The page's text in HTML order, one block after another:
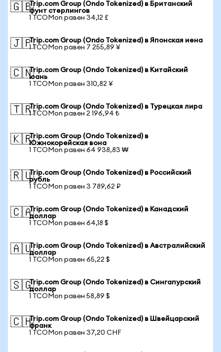
🇬🇧Trip.com Group (Ondo Tokenized) в Британский
фунт стерлингов
1 TCOMon равен 34,12 £
🇯🇵Trip.com Group (Ondo Tokenized) в Японская иена
1 TCOMon равен 7 255,89 ¥
🇨🇳Trip.com Group (Ondo Tokenized) в Китайский
юань
1 TCOMon равен 310,82 ¥
🇹🇷Trip.com Group (Ondo Tokenized) в Турецкая лира
1 TCOMon равен 2 196,94 ₺
🇰🇷Trip.com Group (Ondo Tokenized) в
Южнокорейская вона
1 TCOMon равен 64 938,83 ₩
🇷🇺Trip.com Group (Ondo Tokenized) в Российский
рубль
1 TCOMon равен 3 789,62 ₽
🇨🇦Trip.com Group (Ondo Tokenized) в Канадский
доллар
1 TCOMon равен 64,18 $
🇦🇺Trip.com Group (Ondo Tokenized) в Австралийский
доллар
1 TCOMon равен 65,22 $
🇸🇬Trip.com Group (Ondo Tokenized) в Сингапурский
доллар
1 TCOMon равен 58,89 $
🇨🇭Trip.com Group (Ondo Tokenized) в Швейцарский
франк
1 TCOMon равен 37,20 CHF